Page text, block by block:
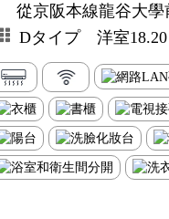
從京阪本線龍谷大學
Dタイプ 洋室18.20